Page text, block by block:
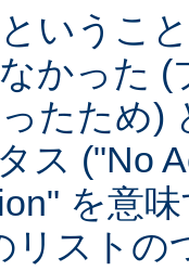
いうこ
かった
たため)
ス ("No
を意
リストの